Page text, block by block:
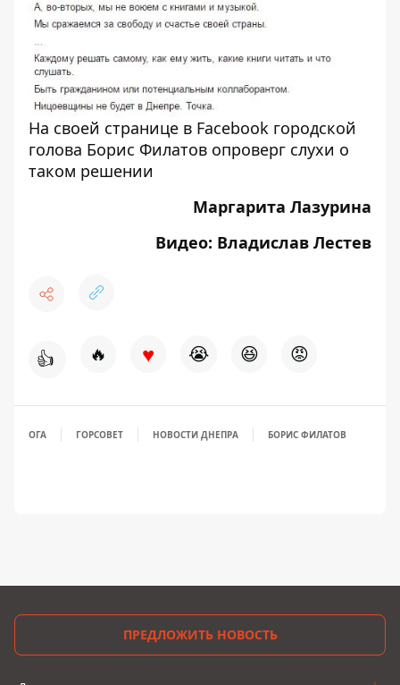
На своей странице в Facebook городской
голова Борис Филатов опроверг слухи о
таком решении
Маргарита Лазурина
Видео: Владислав Лестев
👍 🔥 ♥ 😭 😆 😡
ОГА ГОРСОВЕТ НОВОСТИ ДНЕПРА БОРИС ФИЛАТОВ
ПРЕДЛОЖИТЬ НОВОСТЬ